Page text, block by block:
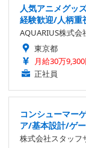
人気アニメグッ
経験歓迎/人柄重
AQUARIUS株式会
東京都
月給30万
正社員
コンシューマー
ア/基本設計/ゲ
株式会社スタッフ